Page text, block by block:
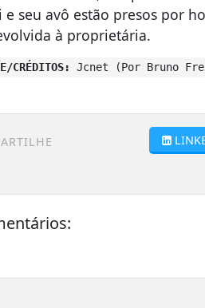
e seu avô estão presos por
à proprietária.
CRÉDITOS: Jcnet (Por Bruno